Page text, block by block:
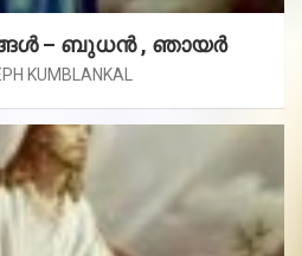
– ബുധൻ , ഞായർ
KUMBLANKAL